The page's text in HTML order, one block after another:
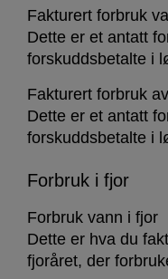
Fakturert forbruk
Dette er et antatt
forskuddsbetalte i
Fakturert forbruk
Dette er et antatt
forskuddsbetalte i
Forbruk i fjor
Forbruk vann i fjor
Dette er hva du
fjoråret, der